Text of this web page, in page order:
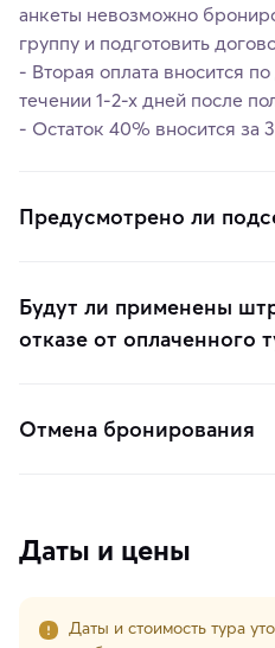
анкеты невозможно
группу и подготовить
- Вторая оплата вносится
течении 1-2-х дней после
- Остаток 40% вносится за
Предусмотрено ли
Будут ли применены
отказе от оплаченного
Отмена бронирования
Даты и цены
Даты и стоимость тура